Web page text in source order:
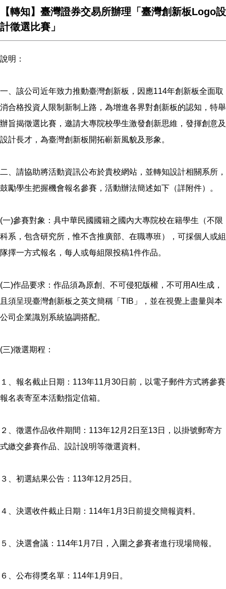
【轉知】臺灣證券交易所辦理「臺灣創新板Logo設
計徵選比賽」
說明：
一、該公司近年致力推動臺灣創新板，因應114年創新板全面取
消合格投資人限制新制上路，為增進各界對創新板的認知，特舉
辦旨揭徵選比賽，邀請大專院校學生激發創新思維，發揮創意及
設計長才，為臺灣創新板開拓嶄新風貌及形象。
二、請協助將活動資訊公布於貴校網站，並轉知設計相關系所，
鼓勵學生把握機會報名參賽，活動辦法簡述如下（詳附件）。
(一)參賽對象：具中華民國國籍之國內大專院校在籍學生（不限
科系，包含研究所，惟不含推廣部、在職專班），可採個人或組
隊擇一方式報名，每人或每組限投稿1件作品。
(二)作品要求：作品須為原創、不可侵犯版權，不可用AI生成，
且須呈現臺灣創新板之英文簡稱「TIB」，並在視覺上盡量與本
公司企業識別系統協調搭配。
(三)徵選期程：
１、報名截止日期：113年11月30日前，以電子郵件方式將參賽
報名表寄至本活動指定信箱。
２、徵選作品收件期間：113年12月2日至13日，以掛號郵寄方
式繳交參賽作品、設計說明等徵選資料。
３、初選結果公告：113年12月25日。
４、決選收件截止日期：114年1月3日前提交簡報資料。
５、決選會議：114年1月7日，入圍之參賽者進行現場簡報。
６、公布得獎名單：114年1月9日。